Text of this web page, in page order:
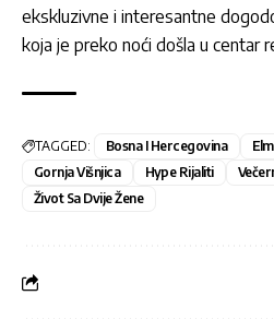
ekskluzivne i interesantne
koja je preko noći došla u centar
TAGGED: Bosna I Hercegovina
Gornja Višnjica
Hype Rijaliti
Život Sa Dvije Žene